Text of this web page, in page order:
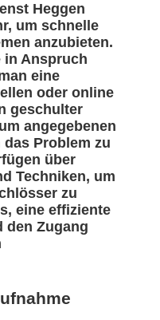
Heggen
um schnelle
anzubieten.
in Anspruch
eine
oder online
geschulter
angegebenen
Problem zu
über
Techniken, um
zu
eine effiziente
den Zugang